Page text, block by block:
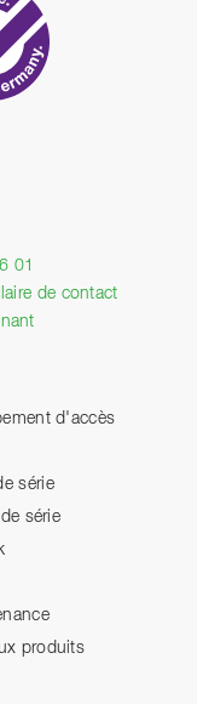
01
de contact
d'accès
série
série
produits